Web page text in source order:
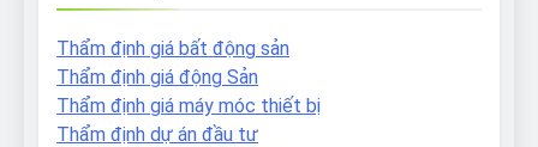
Thẩm định giá bất động sản
Thẩm định giá động Sản
Thẩm định giá máy móc thiết bị
Thẩm định dự án đầu tư